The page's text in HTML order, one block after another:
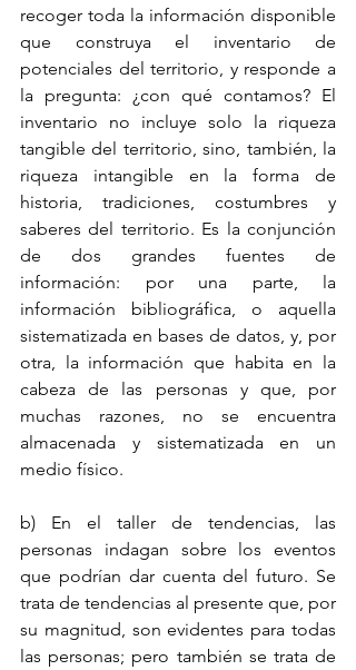
recoger toda la información disponible
que construya el inventario de
potenciales del territorio, y responde a
la pregunta: ¿con qué contamos? El
inventario no incluye solo la riqueza
tangible del territorio, sino, también, la
riqueza intangible en la forma de
historia, tradiciones, costumbres y
saberes del territorio. Es la conjunción
de dos grandes fuentes de
información: por una parte, la
información bibliográfica, o aquella
sistematizada en bases de datos, y, por
otra, la información que habita en la
cabeza de las personas y que, por
muchas razones, no se encuentra
almacenada y sistematizada en un
medio físico.
b) En el taller de tendencias, las
personas indagan sobre los eventos
que podrían dar cuenta del futuro. Se
trata de tendencias al presente que, por
su magnitud, son evidentes para todas
las personas; pero también se trata de